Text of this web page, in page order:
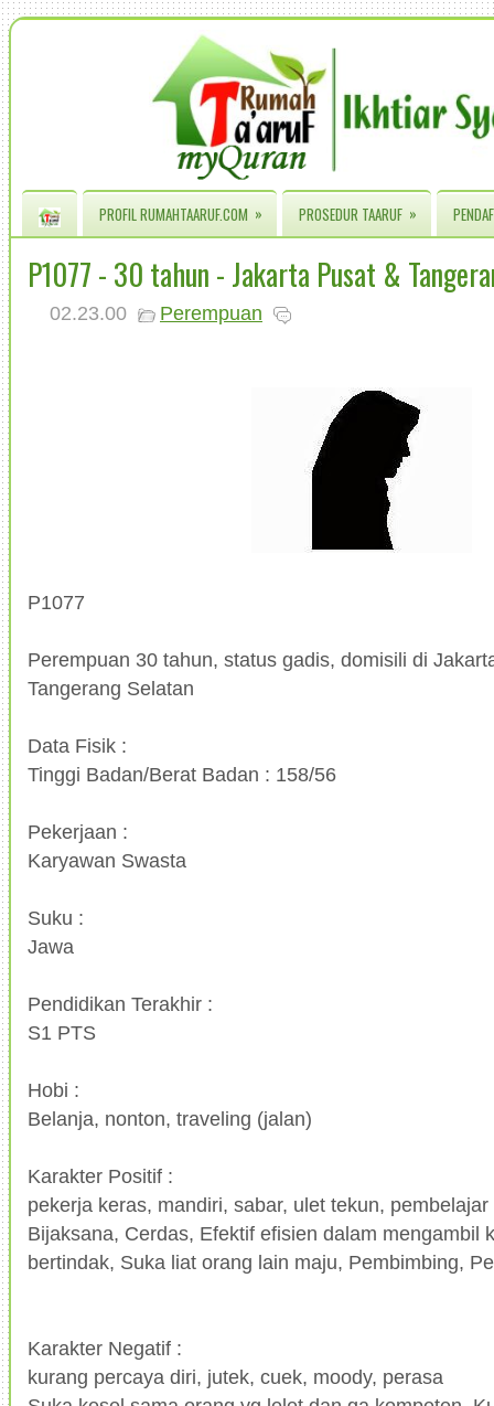
PROFIL RUMAHTAARUF.COM » PROSEDUR TAARUF »
P1077 - 30 tahun - Jakarta Pusat &
02.23.00 Perempuan
P1077
Perempuan 30 tahun, status gadis, domisili di
Tangerang Selatan
Data Fisik :
Tinggi Badan/Berat Badan : 158/56
Pekerjaan :
Karyawan Swasta
Suku :
Jawa
Pendidikan Terakhir :
S1 PTS
Hobi :
Belanja, nonton, traveling (jalan)
Karakter Positif :
pekerja keras, mandiri, sabar, ulet tekun, pembelajar
Bijaksana, Cerdas, Efektif efisien dalam mengambil
bertindak, Suka liat orang lain maju, Pembimbing,
Karakter Negatif :
kurang percaya diri, jutek, cuek, moody, perasa